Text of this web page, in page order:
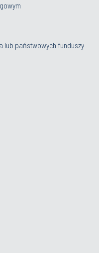
lub państwowych funduszy